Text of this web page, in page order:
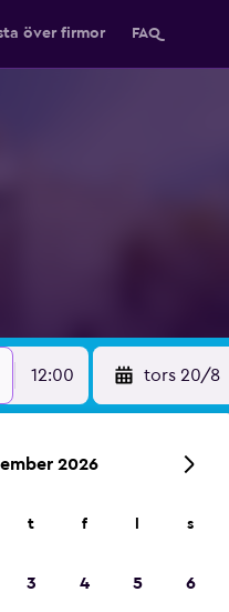
över firmor FAQ
12:00 tors 20/8
2026
t f s
3 4 5 6